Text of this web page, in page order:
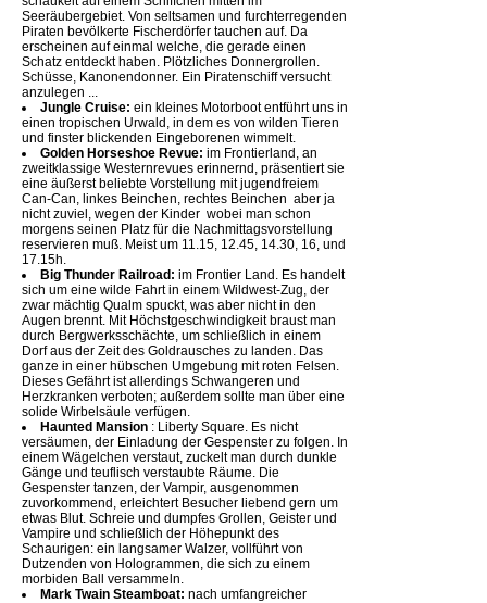
Seeräubergebiet. Von seltsamen und furchterregenden
Piraten bevölkerte Fischerdörfer tauchen auf. Da
erscheinen auf einmal welche, die gerade einen
Schatz entdeckt haben. Plötzliches Donnergrollen.
Schüsse, Kanonendonner. Ein Piratenschiff versucht
anzulegen ...
Jungle Cruise: ein kleines Motorboot entführt uns in
einen tropischen Urwald, in dem es von wilden Tieren
und finster blickenden Eingeborenen wimmelt.
Golden Horseshoe Revue: im Frontierland, an
zweitklassige Westernrevues erinnernd, präsentiert sie
eine äußerst beliebte Vorstellung mit jugendfreiem
Can-Can, linkes Beinchen, rechtes Beinchen  aber ja
nicht zuviel, wegen der Kinder  wobei man schon
morgens seinen Platz für die Nachmittagsvorstellung
reservieren muß. Meist um 11.15, 12.45, 14.30, 16, und
17.15h.
Big Thunder Railroad: im Frontier Land. Es handelt
sich um eine wilde Fahrt in einem Wildwest-Zug, der
zwar mächtig Qualm spuckt, was aber nicht in den
Augen brennt. Mit Höchstgeschwindigkeit braust man
durch Bergwerksschächte, um schließlich in einem
Dorf aus der Zeit des Goldrausches zu landen. Das
ganze in einer hübschen Umgebung mit roten Felsen.
Dieses Gefährt ist allerdings Schwangeren und
Herzkranken verboten; außerdem sollte man über eine
solide Wirbelsäule verfügen.
Haunted Mansion : Liberty Square. Es nicht
versäumen, der Einladung der Gespenster zu folgen. In
einem Wägelchen verstaut, zuckelt man durch dunkle
Gänge und teuflisch verstaubte Räume. Die
Gespenster tanzen, der Vampir, ausgenommen
zuvorkommend, erleichtert Besucher liebend gern um
etwas Blut. Schreie und dumpfes Grollen, Geister und
Vampire und schließlich der Höhepunkt des
Schaurigen: ein langsamer Walzer, vollführt von
Dutzenden von Hologrammen, die sich zu einem
morbiden Ball versammeln.
Mark Twain Steamboat: nach umfangreicher